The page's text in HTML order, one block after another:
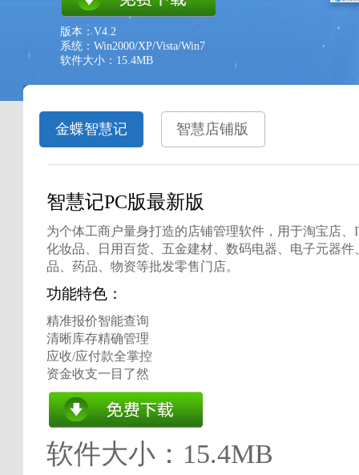
版本：V4.2
系统：Win2000/XP/Vista/Win7
软件大小：15.4MB
金蝶智慧记 智慧店铺版
智慧记PC版最新版
为个体工商户量身打造的店铺管理软件，用于淘宝店、
化妆品、日用百货、五金建材、数码电器、电子元器件
品、药品、物资等批发零售门店。
功能特色：
精准报价智能查询
清晰库存精确管理
应收/应付款全掌控
资金收支一目了然
软件大小：15.4MB